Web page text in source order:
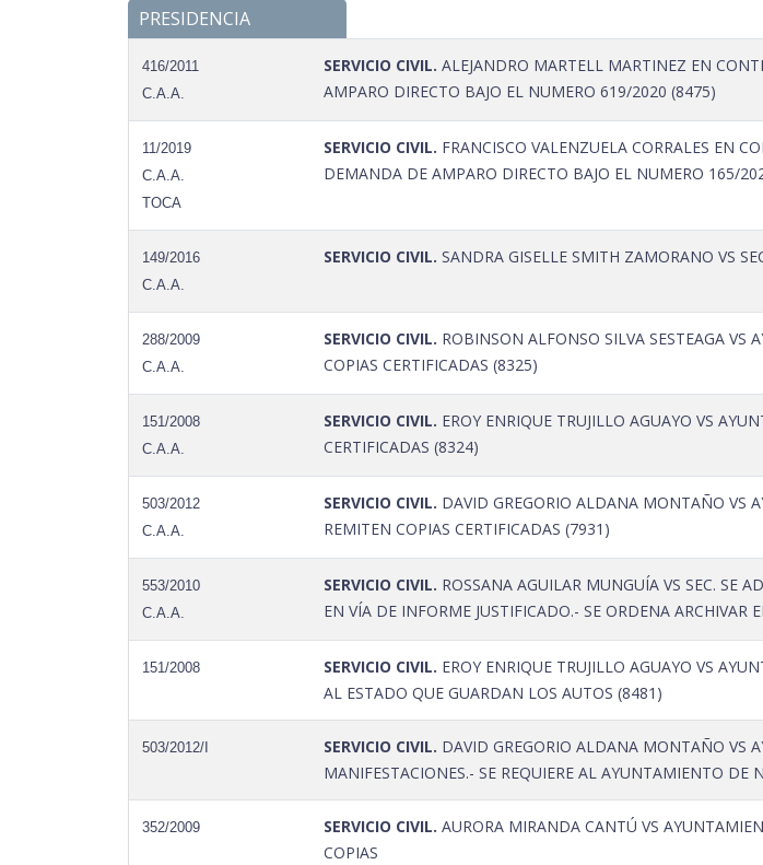
PRESIDENCIA
416/2011
C.A.A.
SERVICIO CIVIL. ALEJANDRO MARTELL MARTINEZ EN
AMPARO DIRECTO BAJO EL NUMERO 619/2020 (8475)
11/2019
C.A.A.
TOCA
SERVICIO CIVIL. FRANCISCO VALENZUELA CORRALES EN
DEMANDA DE AMPARO DIRECTO BAJO EL NUMERO 165/
149/2016
C.A.A.
SERVICIO CIVIL. SANDRA GISELLE SMITH ZAMORANO VS
288/2009
C.A.A.
SERVICIO CIVIL. ROBINSON ALFONSO SILVA SESTEAGA VS
COPIAS CERTIFICADAS (8325)
151/2008
C.A.A.
SERVICIO CIVIL. EROY ENRIQUE TRUJILLO AGUAYO VS
CERTIFICADAS (8324)
503/2012
C.A.A.
SERVICIO CIVIL. DAVID GREGORIO ALDANA MONTAÑO VS
REMITEN COPIAS CERTIFICADAS (7931)
553/2010
C.A.A.
SERVICIO CIVIL. ROSSANA AGUILAR MUNGUÍA VS SEC. SE
EN VÍA DE INFORME JUSTIFICADO.- SE ORDENA
151/2008 SERVICIO CIVIL. EROY ENRIQUE TRUJILLO AGUAYO VS
AL ESTADO QUE GUARDAN LOS AUTOS (8481)
503/2012/I SERVICIO CIVIL. DAVID GREGORIO ALDANA MONTAÑO VS
MANIFESTACIONES.- SE REQUIERE AL AYUNTAMIENTO DE
352/2009 SERVICIO CIVIL. AURORA MIRANDA CANTÚ VS
COPIAS